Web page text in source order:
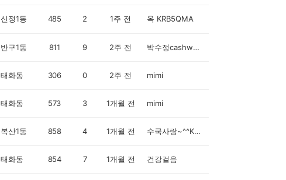
신정1동 485 2 1주 전 옥 KRB5QMA
반구1동 811 9 2주 전 박수정cashwalker
태화동 306 0 2주 전 mimi
태화동 573 3 1개월 전 mimi
복산1동 858 4 1개월 전 수국사랑~^^KRJ846M
태화동 854 7 1개월 전 건강걸음